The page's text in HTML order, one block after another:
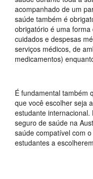
acompanhado de um
saúde também é
obrigatório é uma
cuidados e despesas
serviços médicos, de
medicamentos)
É fundamental também
que você escolher seja
estudante
seguro de saúde na
saúde compatível com
estudantes a